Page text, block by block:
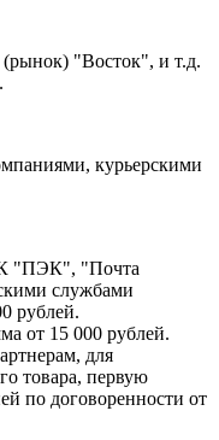
"Восток", и т.д.
курьерскими
"ПЭК", "Почта
службами
рублей.
от 15 000 рублей.
для
товара, первую
по договоренности от